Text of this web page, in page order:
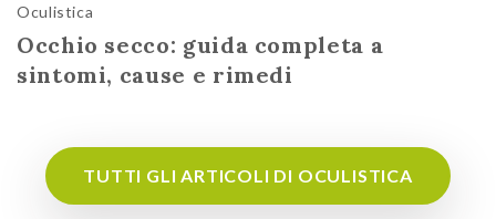
Oculistica
Occhio secco: guida completa a
sintomi, cause e rimedi
TUTTI GLI ARTICOLI DI OCULISTICA